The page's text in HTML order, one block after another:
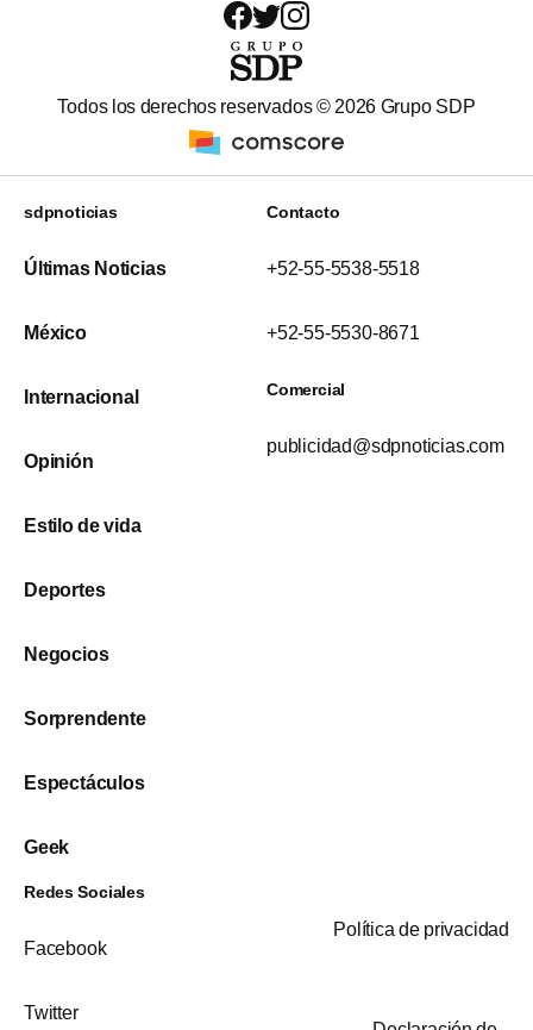
Todos los derechos reservados © 2026 Grupo SDP
sdpnoticias
Últimas Noticias
México
Internacional
Opinión
Estilo de vida
Deportes
Negocios
Sorprendente
Espectáculos
Geek
Contacto
+52-55-5538-5518
+52-55-5530-8671
Comercial
publicidad@sdpnoticias.com
Redes Sociales
Facebook
Twitter
Política de privacidad